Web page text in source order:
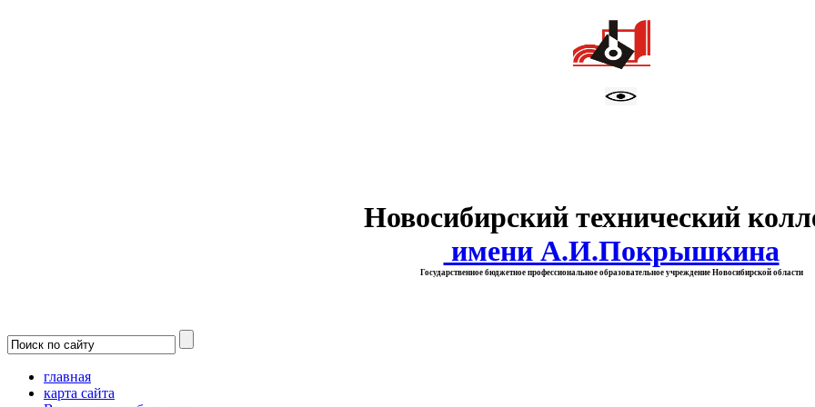
Новосибирский технический
имени А.И.Покрышкина
Государственное бюджетное профессиональное образовательное учреждение Новосибирской области
главная
карта сайта